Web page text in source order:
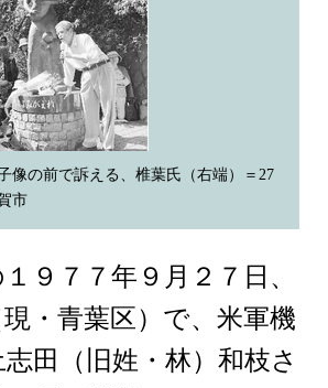
像の前で訴える、椎葉氏（右端）＝27
市
９７７年９月２７日、
・青葉区）で、米軍機
田（旧姓・林）和枝さ